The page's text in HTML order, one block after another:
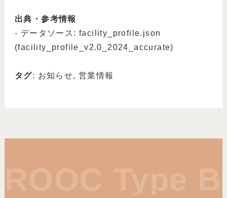
出典・参考情報
- データソース: facility_profile.json
(facility_profile_v2.0_2024_accurate)
タグ: お知らせ, 営業情報
ROOC Type B